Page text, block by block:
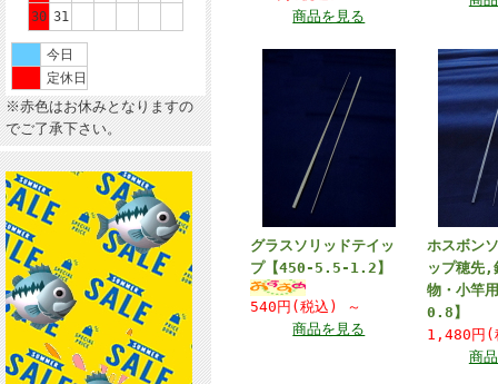
30 31
今日
定休日
※赤色はお休みとなりますの
でご了承下さい。
商品を見る
グラスソリッドテイッ
プ【450-5.5-1.2】
540円(税込)
～
商品を見る
ホスボン
ップ穂先
物・小竿
0.8】
1,480円
商